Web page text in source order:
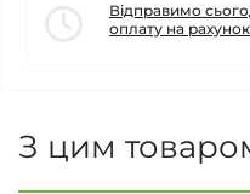
Відправимо
оплату на
З цим